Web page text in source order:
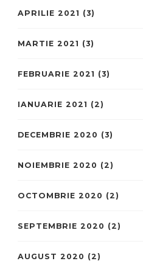
APRILIE 2021 (3)
MARTIE 2021 (3)
FEBRUARIE 2021 (3)
IANUARIE 2021 (2)
DECEMBRIE 2020 (3)
NOIEMBRIE 2020 (2)
OCTOMBRIE 2020 (2)
SEPTEMBRIE 2020 (2)
AUGUST 2020 (2)